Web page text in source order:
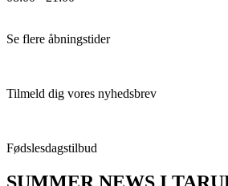
Se flere åbningstider
Tilmeld dig vores nyhedsbrev
Fødslesdagstilbud